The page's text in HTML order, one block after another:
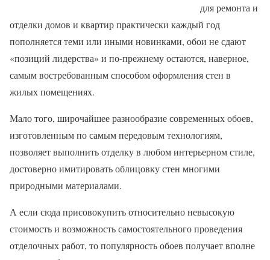
для ремонта и
отделки домов и квартир практически каждый год
пополняется теми или иными новинками, обои не сдают
«позиций лидерства» и по-прежнему остаются, наверное,
самым востребованным способом оформления стен в
жилых помещениях.
Мало того, широчайшее разнообразие современных обоев,
изготовленным по самым передовым технологиям,
позволяет выполнить отделку в любом интерьерном стиле,
достоверно имитировать облицовку стен многими
природными материалами.
А если сюда присовокупить относительно невысокую
стоимость и возможность самостоятельного проведения
отделочных работ, то популярность обоев получает вполне